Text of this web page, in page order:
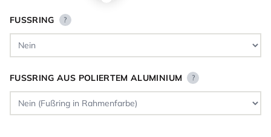
FUSSRING ?
FUSSRING AUS POLIERTEM ALUMINIUM ?